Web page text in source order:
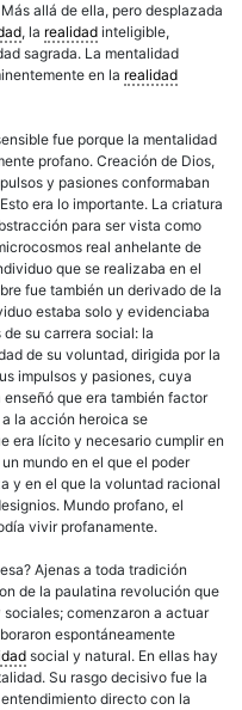
allá de ella, pero desplazada
, la realidad inteligible,
sagrada. La mentalidad
en la realidad
fue porque la mentalidad
profano. Creación de Dios,
y pasiones conformaban
era lo importante. La criatura
para ser vista como
real anhelante de
que se realizaba en el
fue también un derivado de la
estaba solo y evidenciaba
su carrera social: la
de su voluntad, dirigida por la
impulsos y pasiones, cuya
que era también factor
la acción heroica se
era lícito y necesario cumplir en
mundo en el que el poder
y en el que la voluntad racional
Mundo profano, el
vivir profanamente.
Ajenas a toda tradición
de la paulatina revolución que
comenzaron a actuar
espontáneamente
social y natural. En ellas hay
Su rasgo decisivo fue la
directo con la